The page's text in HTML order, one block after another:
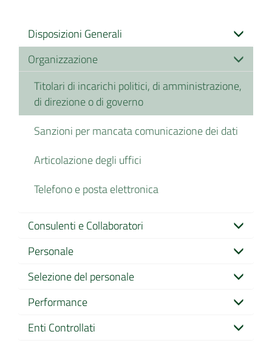
Disposizioni Generali
Organizzazione
Titolari di incarichi politici, di amministrazione,
di direzione o di governo
Sanzioni per mancata comunicazione dei dati
Articolazione degli uffici
Telefono e posta elettronica
Consulenti e Collaboratori
Personale
Selezione del personale
Performance
Enti Controllati